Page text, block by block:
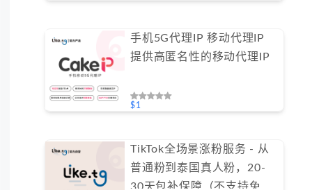
手机5G代理IP 移动代理IP
提供高匿名性的移动代理IP
$1
TikTok全场景涨粉服务 - 从
普通粉到泰国真人粉，20-
30天包补保障（不支持免费